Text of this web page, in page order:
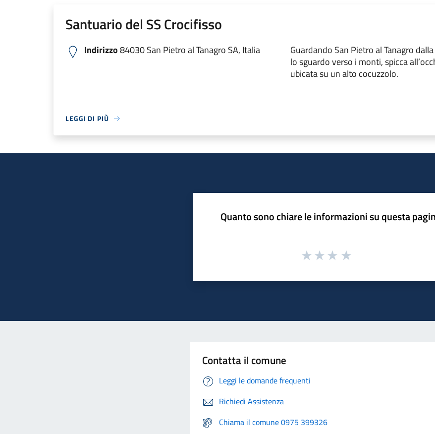
Santuario del SS Crocifisso
Indirizzo84030 San Pietro al Tanagro SA, Italia
Guardando San Pietro al Tanagro
lo sguardo verso i monti, spicca
ubicata su un alto cocuzzolo.
LEGGI DI PIÙ
Quanto sono chiare le informazioni su questa
Contatta il comune
Leggi le domande frequenti
Richiedi Assistenza
Chiama il comune 0975 399326